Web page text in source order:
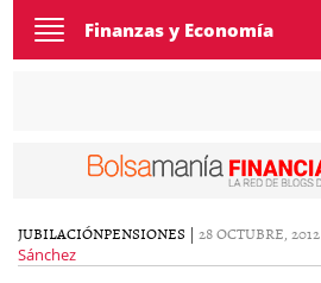
Toggle
navigation
Finanzas y Economía
JUBILACIÓNPENSIONES | 28 OCTUBRE, 2012
Sánchez